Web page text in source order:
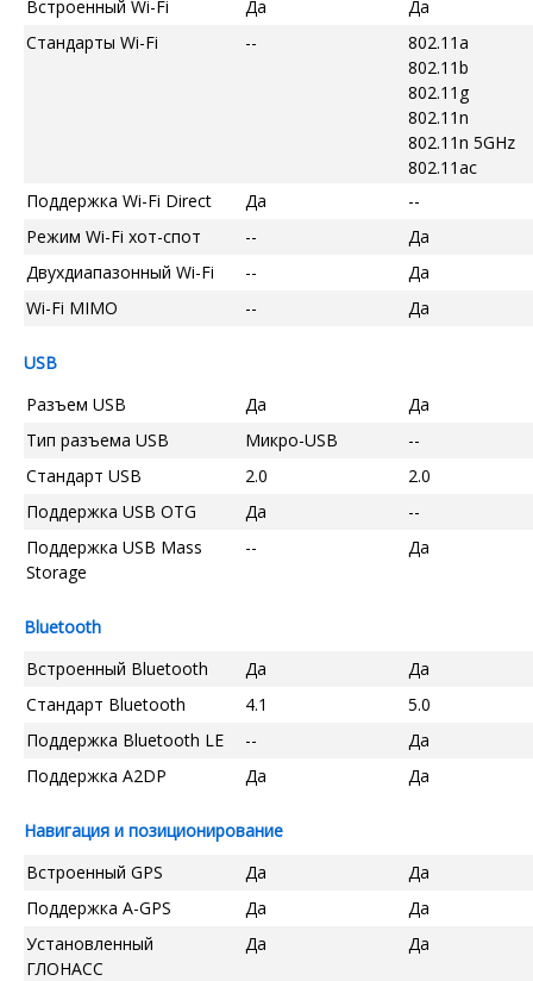
Встроенный Wi-Fi Да
Да
Стандарты Wi-Fi
--
802.11a
802.11b
802.11g
802.11n
802.11n 5GHz
802.11ac
Поддержка Wi-Fi Direct
Да
--
Режим Wi-Fi хот-спот
--
Да
Двухдиапазонный Wi-Fi
--
Да
Wi-Fi MIMO
-- Да
USB
Разъем USB
Да
Да
Тип разъема USB
Микро-USB
--
Стандарт USB
2.0
2.0
Поддержка USB OTG
Да
--
Поддержка USB Mass
Storage
-- Да
Bluetooth
Встроенный Bluetooth
Да
Да
Стандарт Bluetooth
4.1
5.0
Поддержка Bluetooth LE
--
Да
Поддержка A2DP
Да Да
Навигация и позиционирование
Встроенный GPS
Да
Да
Поддержка A-GPS
Да
Да
Установленный
ГЛОНАСС
Да Да